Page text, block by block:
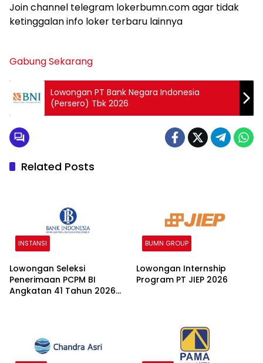
Join channel telegram lokerbumn.com agar tidak
ketinggalan info loker terbaru lainnya
Gabung Sekarang
Lowongan PT Bank Negara Indonesia
(Persero) Tbk 2026
Related Posts
INSTANSI
Lowongan Seleksi
Penerimaan PCPM BI
Angkatan 41 Tahun 2026
BUMN GROUP
Lowongan Internship
Program PT JIEP 2026